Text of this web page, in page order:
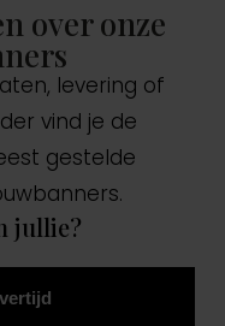
over onze
levering of
vind je de
gestelde
jullie?